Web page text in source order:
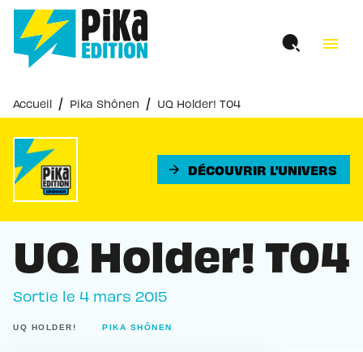
MENU RECHERCHE
PIED DE PAGE
menu
Accueil / Pika Shônen / UQ Holder! T04
arrow_forward DÉCOUVRIR L'UNIVERS
UQ Holder! T04
Sortie le 4 mars 2015
UQ HOLDER! PIKA SHÔNEN